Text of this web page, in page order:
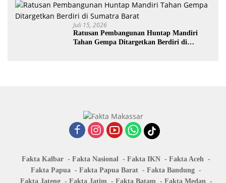
Juli 15, 2026
Ratusan Pembangunan Huntap Mandiri
Tahan Gempa Ditargetkan Berdiri di
Fakta Kalbar Fakta Nasional Fakta IKN
Fakta Aceh
Fakta Papua
Fakta Papua Barat
Fakta Bandung
Fakta Jateng
Fakta Jatim Fakta Batam Fakta Medan